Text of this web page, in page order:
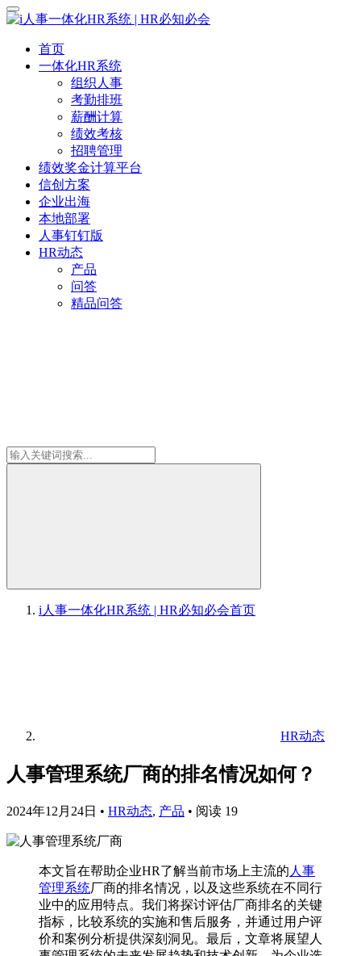
首页
一体化HR系统
组织人事
考勤排班
薪酬计算
绩效考核
招聘管理
绩效奖金计算平台
信创方案
企业出海
本地部署
人事钉钉版
HR动态
产品
问答
精品问答
i人事一体化HR系统 | HR必知必会首页
HR动态
人事管理系统厂商的排名情况如何？
2024年12月24日 • HR动态, 产品 • 阅读 19
本文旨在帮助企业HR了解当前市场上主流的 人事
管理系统厂商的排名情况，以及这些系统在不同行
业中的应用特点。我们将探讨评估厂商排名的关键
指标，比较系统的实施和售后服务，并通过用户评
价和案例分析提供深刻洞见。最后，文章将展望人